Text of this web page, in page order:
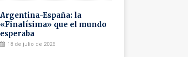
Argentina-España: la
«Finalísima» que el mundo
esperaba
18 de julio de 2026